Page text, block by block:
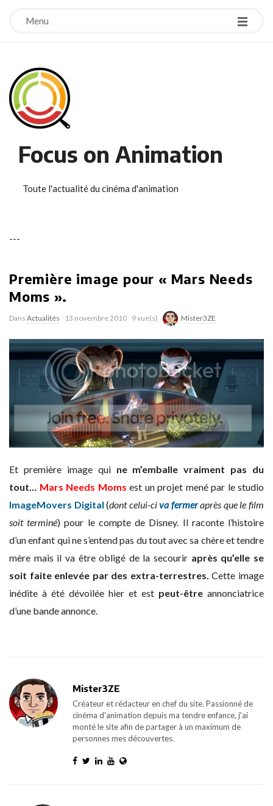
Menu
Focus on Animation
Toute l'actualité du cinéma d'animation
---
Première image pour « Mars Needs
Moms ».
Dans Actualités 13 novembre 2010 9 vue(s) Mister3ZE
Et première image qui ne m’emballe vraiment pas du
tout… Mars Needs Moms est un projet mené par le studio
ImageMovers Digital (dont celui-civa fermeraprès que le film
soit terminé) pour le compte de Disney. Il raconte l’histoire
d’un enfant qui ne s’entend pas du tout avec sa chère et tendre
mère mais il va être obligé de la secourir après qu’elle se
soit faite enlevée par des extra-terrestres. Cette image
inédite à été dévoilée hier et est peut-être annonciatrice
d’une bande annonce.
Mister3ZE
Créateur et rédacteur en chef du site. Passionné de
cinéma d'animation depuis ma tendre enfance, j'ai
monté le site afin de partager à un maximum de
personnes mes découvertes.